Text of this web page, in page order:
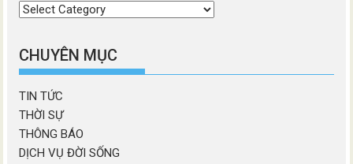
Chọn
mục
CHUYÊN MỤC
TIN TỨC
THỜI SỰ
THÔNG BÁO
DỊCH VỤ ĐỜI SỐNG